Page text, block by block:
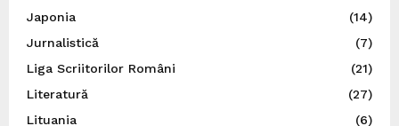
Japonia
(14)
Jurnalistică
(7)
Liga Scriitorilor Români
(21)
Literatură
(27)
Lituania
(6)